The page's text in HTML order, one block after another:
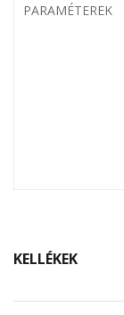
PARAMÉTEREK
KELLÉKEK